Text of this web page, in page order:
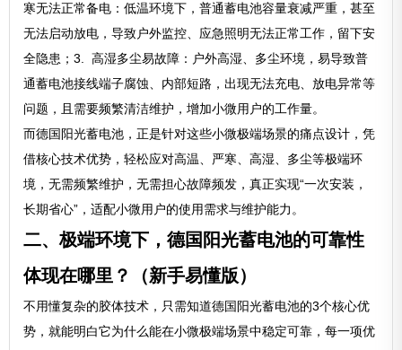
寒无法正常备电：低温环境下，普通蓄电池容量衰减严重，甚至
无法启动放电，导致户外监控、应急照明无法正常工作，留下安
全隐患；3. 高湿多尘易故障：户外高湿、多尘环境，易导致普
通蓄电池接线端子腐蚀、内部短路，出现无法充电、放电异常等
问题，且需要频繁清洁维护，增加小微用户的工作量。
而德国阳光蓄电池，正是针对这些小微极端场景的痛点设计，凭
借核心技术优势，轻松应对高温、严寒、高湿、多尘等极端环
境，无需频繁维护，无需担心故障频发，真正实现“一次安装，
长期省心”，适配小微用户的使用需求与维护能力。
二、极端环境下，德国阳光蓄电池的可靠性
体现在哪里？（新手易懂版）
不用懂复杂的胶体技术，只需知道德国阳光蓄电池的3个核心优
势，就能明白它为什么能在小微极端场景中稳定可靠，每一项优